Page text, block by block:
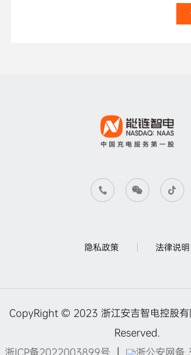
隐私政策 法律说明
CopyRight © 2023 浙江安吉智电控股
Reserved.